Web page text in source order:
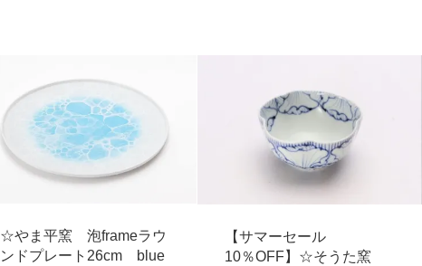
☆やま平窯 泡frameラウ
ンドプレート26cm blue
【サマーセール
10％OFF】☆そうた窯